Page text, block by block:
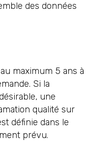
des données
maximum 5 ans à
Si la
une
qualité sur
définie dans le
prévu.